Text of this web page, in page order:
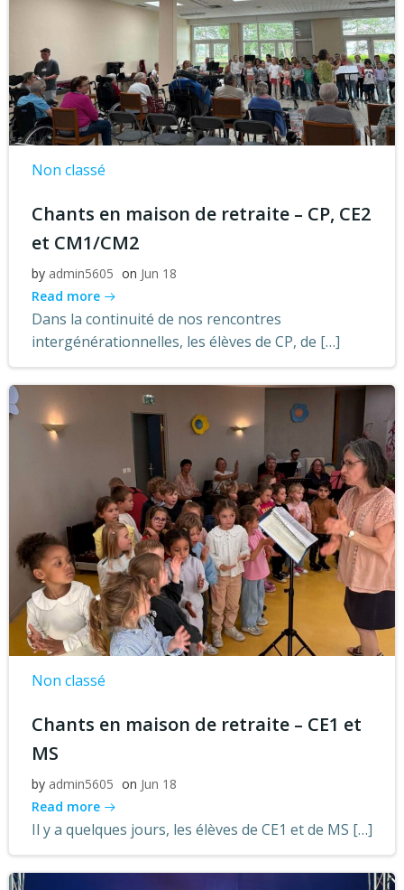
Non classé
Chants en maison de retraite – CP, CE2
et CM1/CM2
by admin5605 on Jun 18
Read more
Dans la continuité de nos rencontres
intergénérationnelles, les élèves de CP, de […]
Non classé
Chants en maison de retraite – CE1 et
MS
by admin5605 on Jun 18
Read more
Il y a quelques jours, les élèves de CE1 et de MS […]